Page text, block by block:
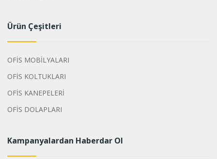
Ürün Çeşitleri
OFİS MOBİLYALARI
OFİS KOLTUKLARI
OFİS KANEPELERİ
OFİS DOLAPLARI
Kampanyalardan Haberdar Ol